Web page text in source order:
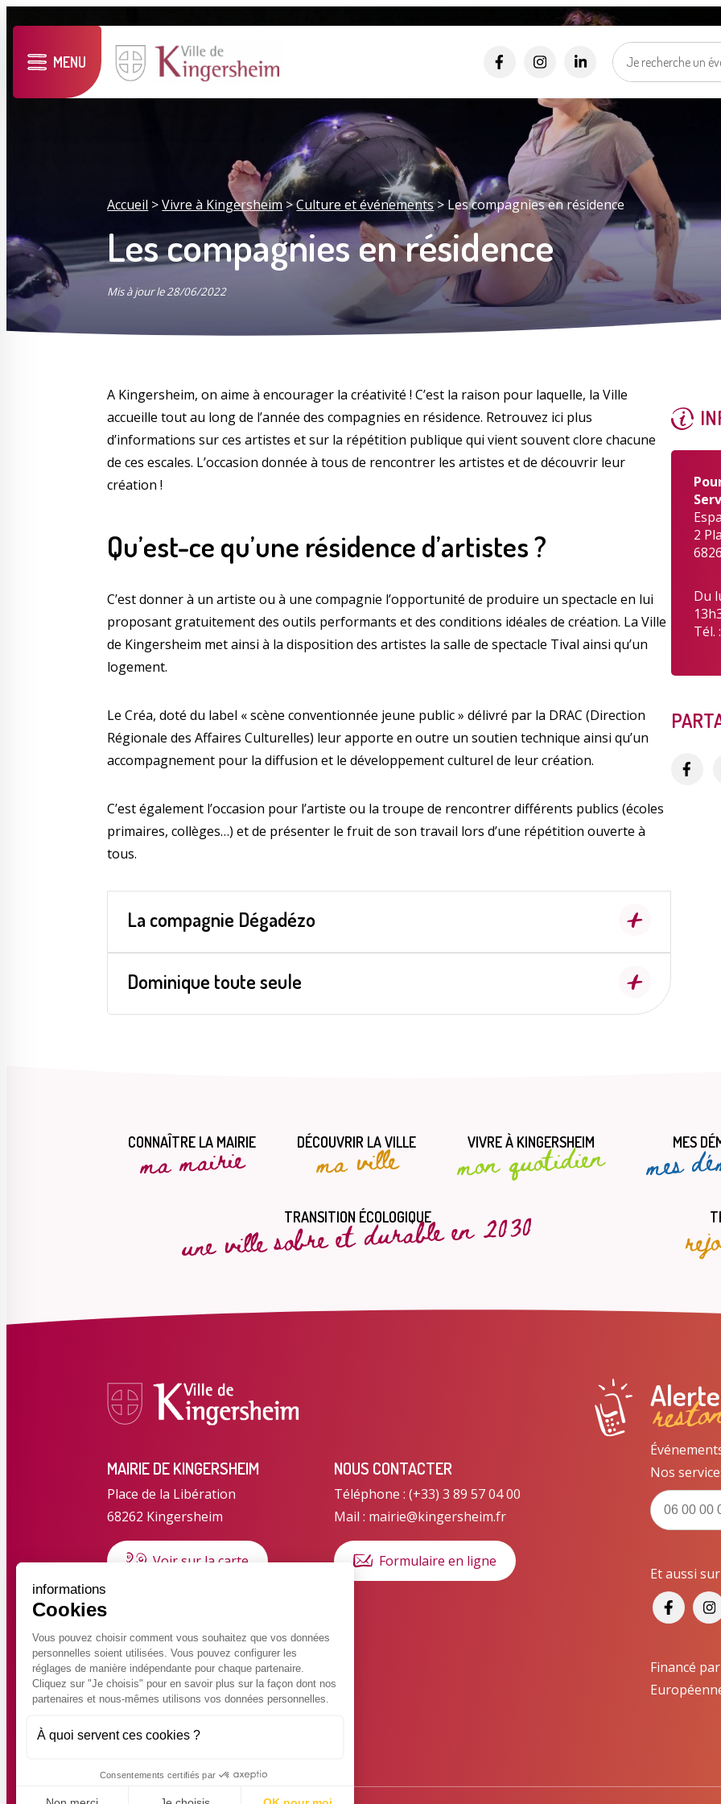
informations
Cookies
Vous pouvez choisir comment vous souhaitez que vos données
personnelles soient utilisées. Vous pouvez configurer les
réglages de manière indépendante pour chaque partenaire.
Cliquez sur "Je choisis" pour en savoir plus sur la façon dont nos
partenaires et nous-mêmes utilisons vos données personnelles.
À quoi servent ces cookies ?
Consentements certifiés par
MENU
Mes
Accueil >Vivre à Kingersheim >Culture et événements> Les compagnies en résidence
Les compagnies en résidence
Mis à jour le 28/06/2022
A Kingersheim, on aime à encourager la créativité ! C’est la raison pour laquelle, la Ville
accueille tout au long de l’année des compagnies en résidence. Retrouvez ici plus
d’informations sur ces artistes et sur la répétition publique qui vient souvent clore chacune
de ces escales. L’occasion donnée à tous de rencontrer les artistes et de découvrir leur
création !
Qu’est-ce qu’une résidence d’artistes ?
C’est donner à un artiste ou à une compagnie l’opportunité de produire un spectacle en lui
proposant gratuitement des outils performants et des conditions idéales de création. La Ville
de Kingersheim met ainsi à la disposition des artistes la salle de spectacle Tival ainsi qu’un
logement.
Le Créa, doté du label « scène conventionnée jeune public » délivré par la DRAC (Direction
Régionale des Affaires Culturelles) leur apporte en outre un soutien technique ainsi qu’un
accompagnement pour la diffusion et le développement culturel de leur création.
C’est également l’occasion pour l’artiste ou la troupe de rencontrer différents publics (écoles
primaires, collèges…) et de présenter le fruit de son travail lors d’une répétition ouverte à
tous.
La compagnie Dégadézo
Dominique toute seule
2
Du
Tél. :
CONNAÎTRE LA MAIRIE
ma mairie DÉCOUVRIR LA VILLE
ma ville VIVRE À KINGERSHEIM
mon quotidien MES
mes
TRANSITION ÉCOLOGIQUE
une ville sobre et durable en 2030
MAIRIE DE KINGERSHEIM
Place de la Libération
68262 Kingersheim
Voir sur la carte
NOUS CONTACTER
Téléphone : (+33) 3 89 57 04 00
Mail : mairie@kingersheim.fr
Formulaire en ligne
Horaires d'été du 6 juillet au 28
août 2026
Lundi au jeudi : 8h30 – 12h
Vendredi : 8h30 – 14h30 en
continu
Nos
Alertes SMS
Événements, incidents...
Nos services vous informent en temps réel par SMS !
Numéro de rue Nom de la rue*
Sélectionner une rue
J'accepte les politiques de confidentialités *
Je m'inscris
Et aussi
Financé